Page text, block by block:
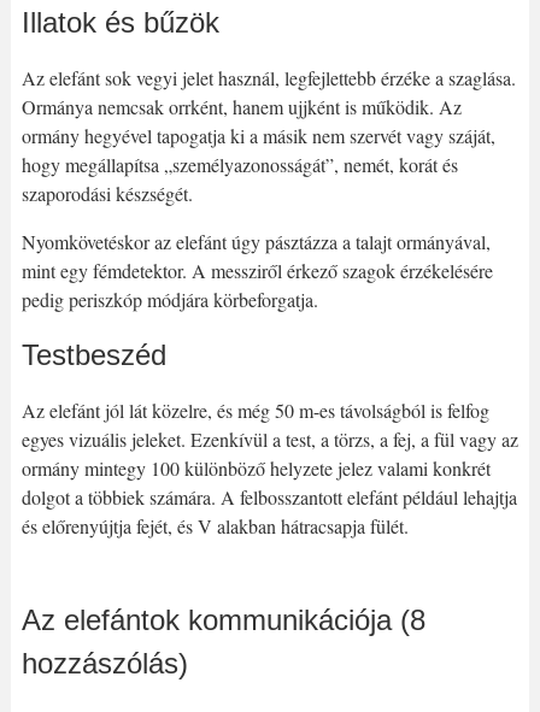
Illatok és bűzök
Az elefánt sok vegyi jelet használ, legfejlettebb érzéke a szaglása.
Ormánya nemcsak orrként, hanem ujjként is működik. Az
ormány hegyével tapogatja ki a másik nem szervét vagy száját,
hogy megállapítsa „személyazonosságát”, nemét, korát és
szaporodási készségét.
Nyomkövetéskor az elefánt úgy pásztázza a talajt ormányával,
mint egy fémdetektor. A messziről érkező szagok érzékelésére
pedig periszkóp módjára körbeforgatja.
Testbeszéd
Az elefánt jól lát közelre, és még 50 m-es távolságból is felfog
egyes vizuális jeleket. Ezenkívül a test, a törzs, a fej, a fül vagy az
ormány mintegy 100 különböző helyzete jelez valami konkrét
dolgot a többiek számára. A felbosszantott elefánt például lehajtja
és előrenyújtja fejét, és V alakban hátracsapja fülét.
Az elefántok kommunikációja (8
hozzászólás)